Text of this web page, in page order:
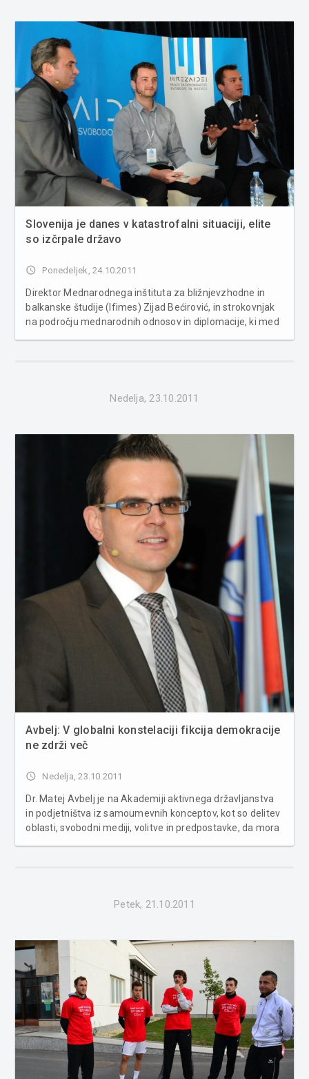
Slovenija je danes v katastrofalni situaciji, elite
so izčrpale državo
access_time Ponedeljek, 24.10.2011
Direktor Mednarodnega inštituta za bližnjevzhodne in
balkanske študije (Ifimes) Zijad Bećirović, in strokovnjak
na področju mednarodnih odnosov in diplomacije, ki med
Nedelja, 23.10.2011
Avbelj: V globalni konstelaciji fikcija demokracije
ne zdrži več
access_time Nedelja, 23.10.2011
Dr. Matej Avbelj je na Akademiji aktivnega državljanstva
in podjetništva iz samoumevnih konceptov, kot so delitev
oblasti, svobodni mediji, volitve in predpostavke, da mora
Petek, 21.10.2011